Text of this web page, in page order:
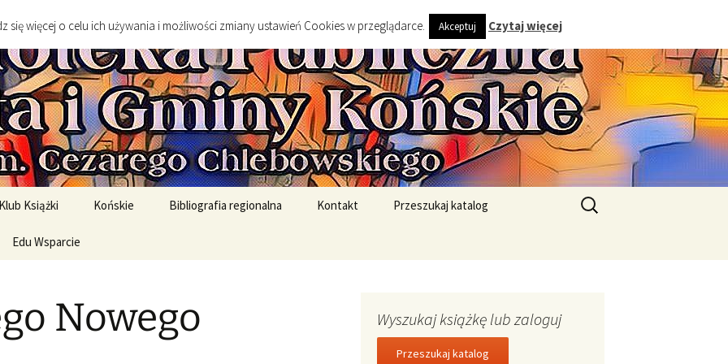
Miasta i Gminy
Książki
DKK
Końskie Bibliografia regionalna
Środowisko geograficzne
Kontakt Przeszukaj katalog
Edu Wsparcie
English Original Books /
Wersje oryginalne
Szukaj:
Nowego
Wyszukaj książkę lub zaloguj
się więcej o celu ich używania i możliwości zmiany ustawień Cookies w przeglądarce. Akceptuj Czytaj więcej